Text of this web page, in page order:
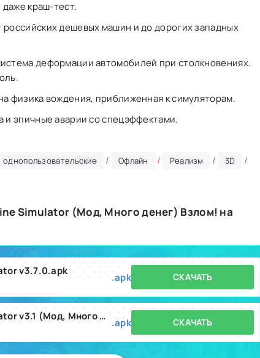
краш-тест.
дешевых машин и до дорогих западных
деформации автомобилей при столкновениях.
физика вождения, приближенная к симуляторам.
и эпичные аварии со спецэффектами.
однопользовательские / Офлайн / Реализм / 3D /
Simulator (Мод, Много денег) Взлом! на
v3.7.0.apk .apk СКАЧАТЬ
CCO Car Crash Online Simulator v3.1 (Мод, Много денег).apk .apk СКАЧАТЬ